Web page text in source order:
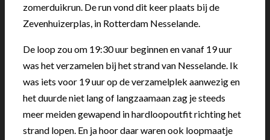
zomerduikrun. De run vond dit keer plaats bij de
Zevenhuizerplas, in Rotterdam Nesselande.
De loop zou om 19:30 uur beginnen en vanaf 19 uur
was het verzamelen bij het strand van Nesselande. Ik
was iets voor 19 uur op de verzamelplek aanwezig en
het duurde niet lang of langzaamaan zag je steeds
meer meiden gewapend in hardloopoutfit richting het
strand lopen. En ja hoor daar waren ook loopmaatje